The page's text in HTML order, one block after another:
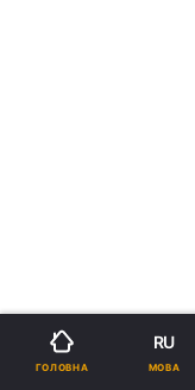
Також, Кравцов
ГОЛОВНА
RU
МОВА